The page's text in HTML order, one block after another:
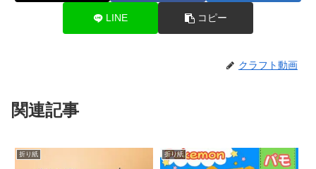
LINE コピー
クラフト動画
関連記事
折り紙 折り紙